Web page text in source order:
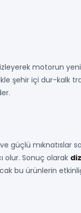
motorun
şehir içi dur-
güçlü mıknatıslar
olur. Sonuç olarak
bu ürünlerin